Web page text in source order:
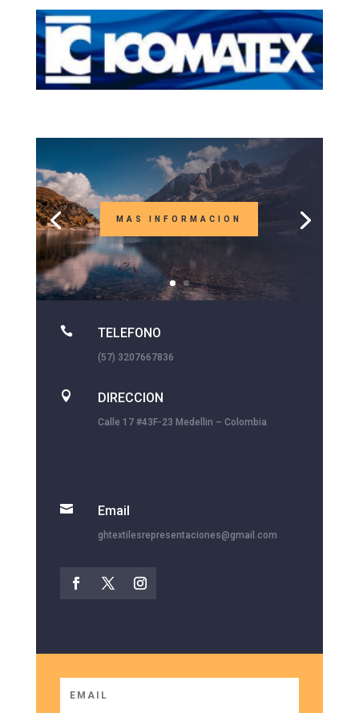
MAS INFORMACION
 TELEFONO
(57) 3207667836
 DIRECCION
Calle 17 #43F-23 Medellin – Colombia
 Email
ghtextilesrepresentaciones@gmail.com